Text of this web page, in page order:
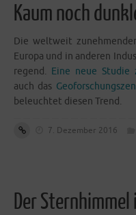
Kaum noch
Die welt­weit
Euro­pa und in ande­ren
re­gend. Eine neue Stu­die
auch das
beleuch­tet die­sen Trend.
7. Dezember 2016
Der